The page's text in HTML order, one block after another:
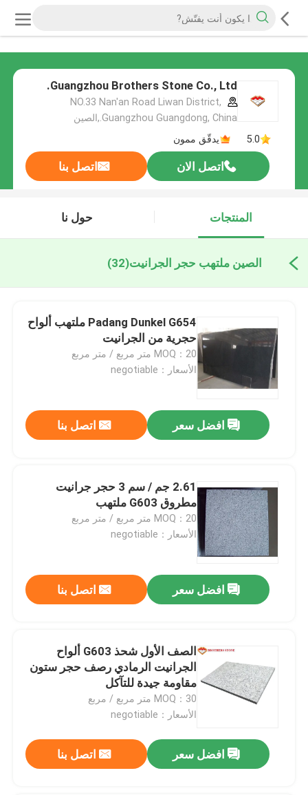
Guangzhou Brothers Stone Co., Ltd.
NO.33 Nan'an Road Liwan District,
Guangzhou Guangdong, China.,الصين
5.0
يدقّق ممون
اتصل الان اتصل بنا
المنتجات حول نا
الصين ملتهب حجر الجرانيت(32)
Padang Dunkel G654 ملتهب ألواح
حجرية من الجرانيت
MOQ：20 متر مربع / متر مربع
الأسعار：negotiable
افضل سعر اتصل بنا
2.61 جم / سم 3 حجر جرانيت
مطروق G603 ملتهب
MOQ：20 متر مربع / متر مربع
الأسعار：negotiable
افضل سعر اتصل بنا
الصف الأول شحذ G603 ألواح
الجرانيت الرمادي رصف حجر ستون
مقاومة جيدة للتآكل
MOQ：30 متر مربع / مربع
الأسعار：negotiable
افضل سعر اتصل بنا